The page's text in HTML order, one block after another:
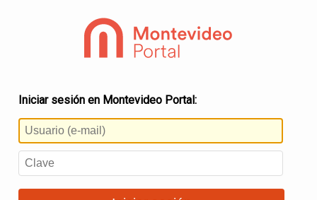
Iniciar sesión en Montevideo Portal: